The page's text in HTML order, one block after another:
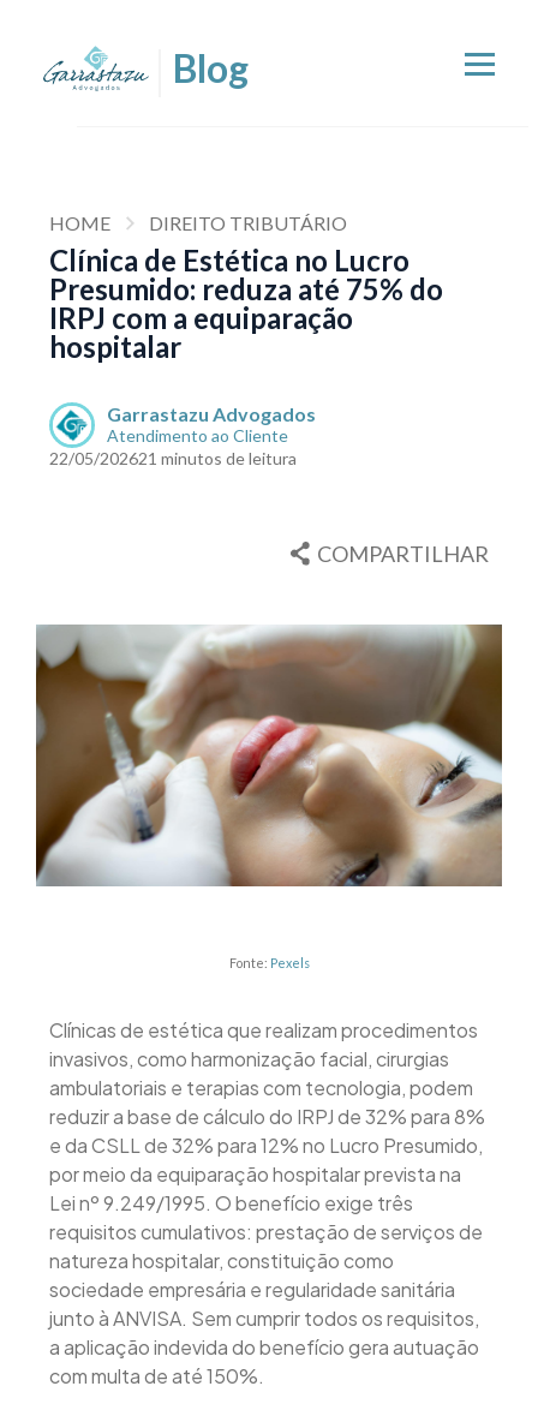
HOME DIREITO TRIBUTÁRIO
Clínica de Estética no Lucro
Presumido: reduza até 75% do
IRPJ com a equiparação
hospitalar
Garrastazu Advogados
Atendimento ao Cliente
22/05/202621 minutos de leitura
COMPARTILHAR
Fonte: Pexels
Clínicas de estética que realizam procedimentos
invasivos, como harmonização facial, cirurgias
ambulatoriais e terapias com tecnologia, podem
reduzir a base de cálculo do IRPJ de 32% para 8%
e da CSLL de 32% para 12% no Lucro Presumido,
por meio da equiparação hospitalar prevista na
Lei nº 9.249/1995. O benefício exige três
requisitos cumulativos: prestação de serviços de
natureza hospitalar, constituição como
sociedade empresária e regularidade sanitária
junto à ANVISA. Sem cumprir todos os requisitos,
a aplicação indevida do benefício gera autuação
com multa de até 150%.